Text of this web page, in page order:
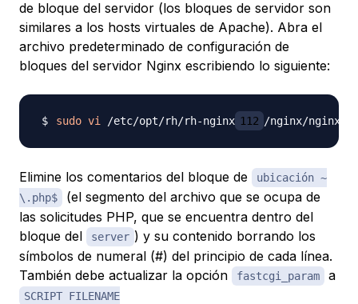
de bloque del servidor (los bloques de servidor son
similares a los hosts virtuales de Apache). Abra el
archivo predeterminado de configuración de
bloques del servidor Nginx escribiendo lo siguiente:
sudo vi /etc/opt/rh/rh-nginx 112
Elimine los comentarios del bloque de
ubicación ~
\.php$
(el segmento del archivo que se ocupa de
las solicitudes PHP, que se encuentra dentro del
bloque del
server ) y su contenido borrando los
símbolos de numeral (#) del principio de cada línea.
También debe actualizar la opción
fastcgi_param a
SCRIPT FILENAME